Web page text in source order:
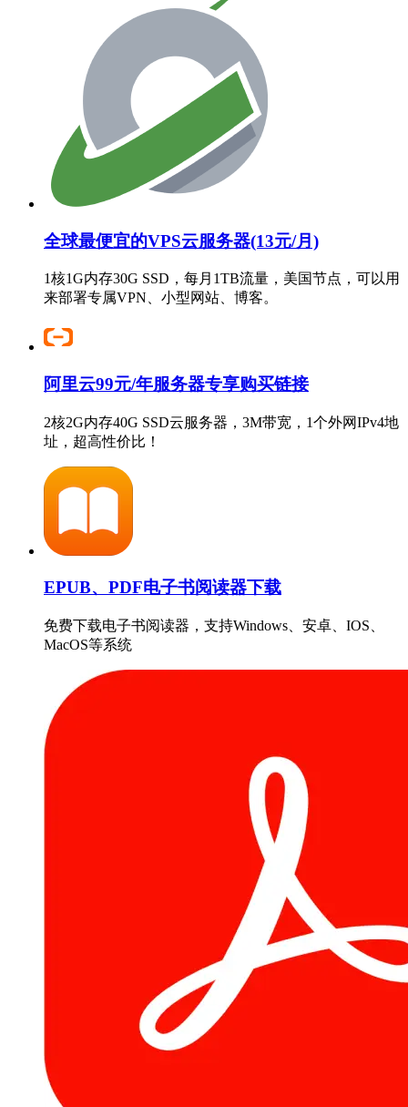
全球最便宜的VPS云服务器(13元/月)
1核1G内存30G SSD，每月1TB流量，美国节点，可以用
来部署专属VPN、小型网站、博客。
阿里云99元/年服务器专享购买链接
2核2G内存40G SSD云服务器，3M带宽，1个外网IPv4地
址，超高性价比！
EPUB、PDF电子书阅读器下载
免费下载电子书阅读器，支持Windows、安卓、IOS、
MacOS等系统